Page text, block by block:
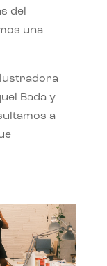
del
una
Bada y
a